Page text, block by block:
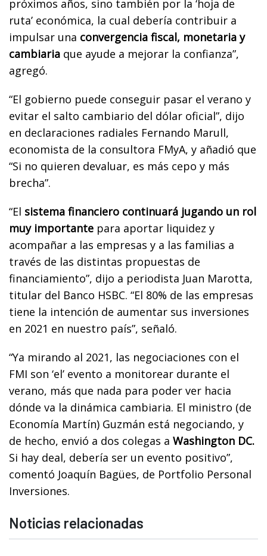
próximos años, sino también por la ‘hoja de
ruta’ económica, la cual debería contribuir a
impulsar una convergencia fiscal, monetaria y
cambiaria que ayude a mejorar la confianza”,
agregó.
“El gobierno puede conseguir pasar el verano y
evitar el salto cambiario del dólar oficial”, dijo
en declaraciones radiales Fernando Marull,
economista de la consultora FMyA, y añadió que
“Si no quieren devaluar, es más cepo y más
brecha”.
“El sistema financiero continuará jugando un rol
muy importante para aportar liquidez y
acompañar a las empresas y a las familias a
través de las distintas propuestas de
financiamiento”, dijo a periodista Juan Marotta,
titular del Banco HSBC. “El 80% de las empresas
tiene la intención de aumentar sus inversiones
en 2021 en nuestro país”, señaló.
“Ya mirando al 2021, las negociaciones con el
FMI son ‘el’ evento a monitorear durante el
verano, más que nada para poder ver hacia
dónde va la dinámica cambiaria. El ministro (de
Economía Martín) Guzmán está negociando, y
de hecho, envió a dos colegas a Washington DC.
Si hay deal, debería ser un evento positivo”,
comentó Joaquín Bagües, de Portfolio Personal
Inversiones.
Noticias relacionadas